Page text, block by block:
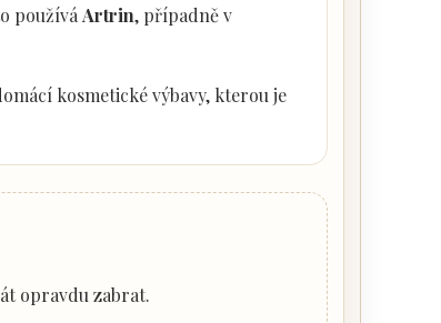
používá Artrin, případně v
kosmetické výbavy, kterou je
opravdu zabrat.